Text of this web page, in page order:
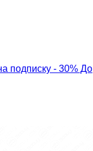
подписку - 30% До